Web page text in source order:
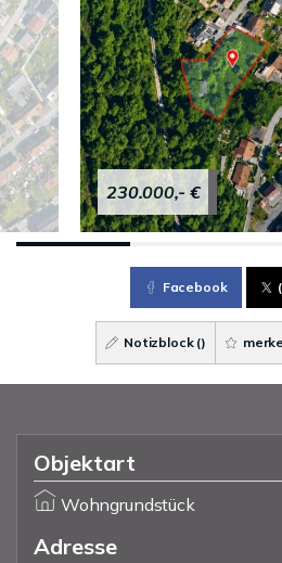
230.000,- €
Facebook
Notizblock ()
Objektart
Wohngrundstück
Adresse